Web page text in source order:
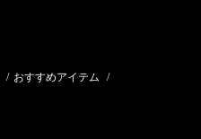
/ おすすめアイテム /